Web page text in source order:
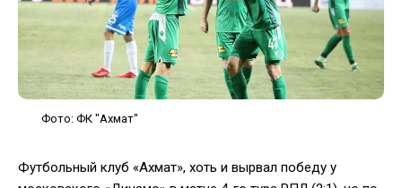
Фото: ФК "Ахмат"
Футбольный клуб «Ахмат», хоть и вырвал победу у